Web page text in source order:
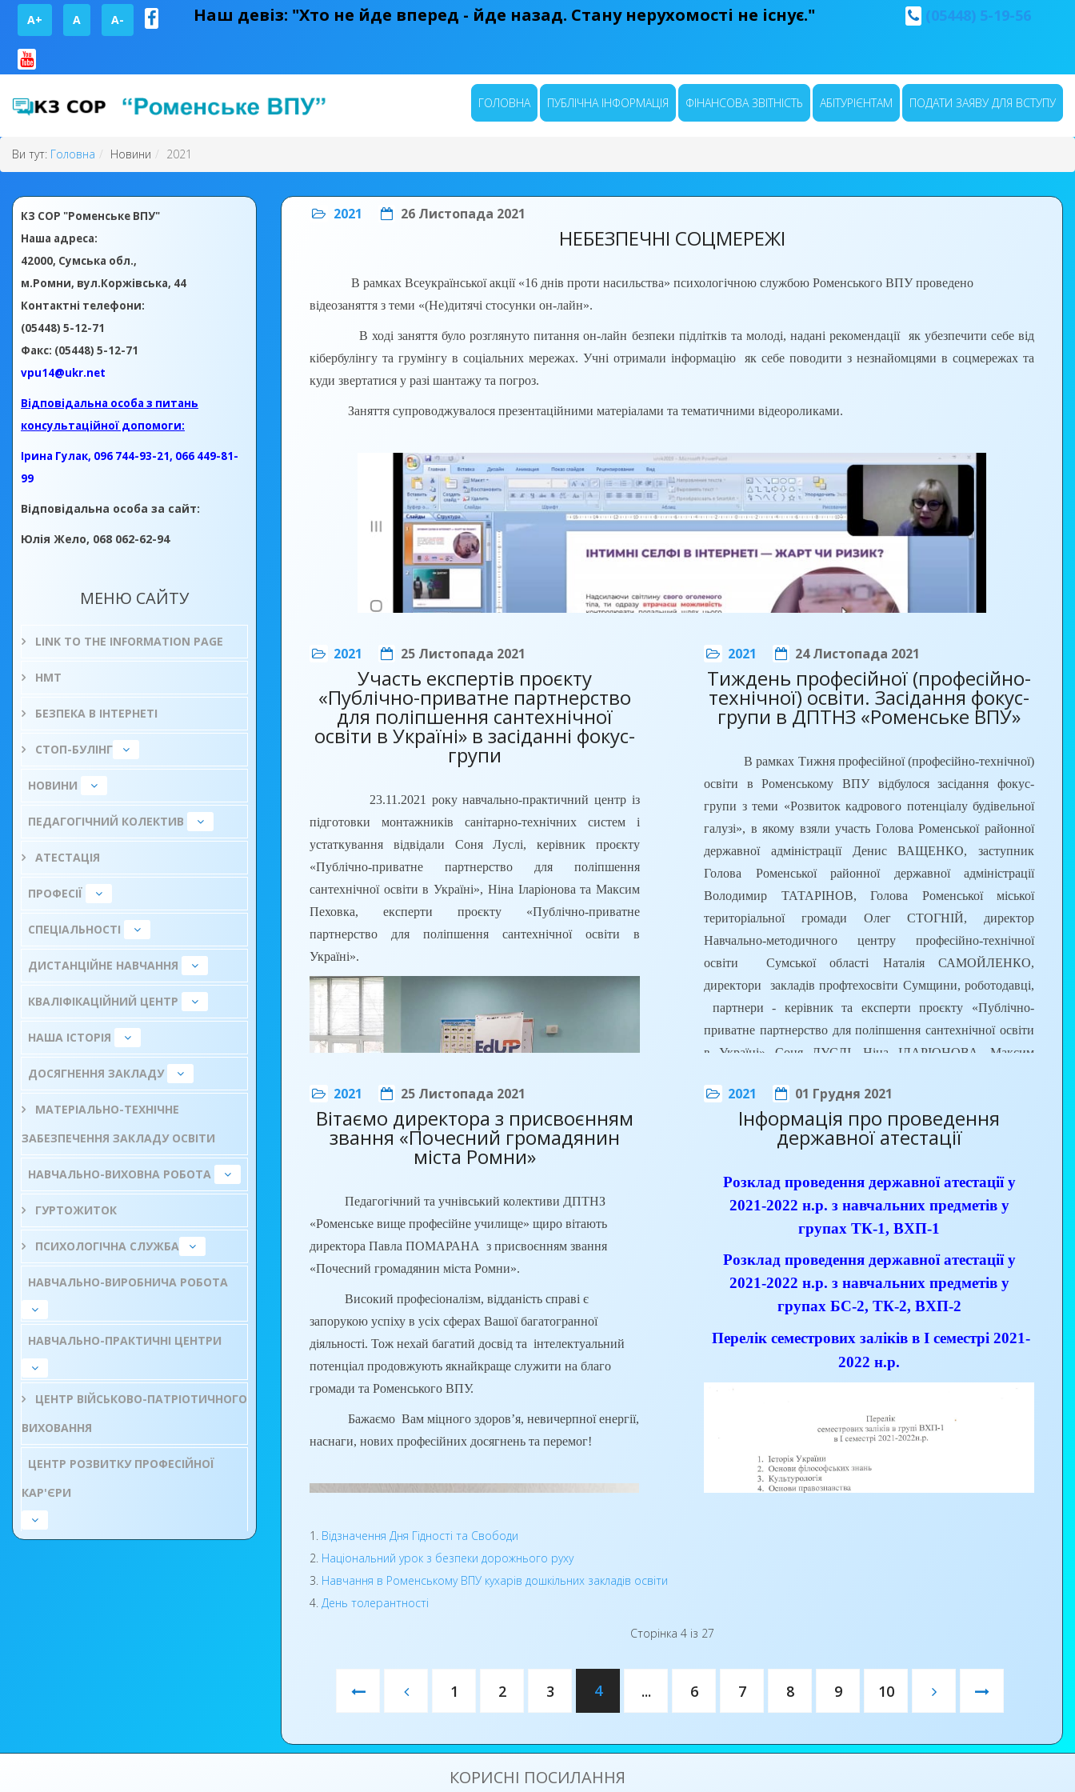
A+ А A- Наш девіз: "Хто не йде вперед - йде назад. Стану нерухомості не існує." (05448) 5-19-56
ГОЛОВНА ПУБЛІЧНА ІНФОРМАЦІЯ ФІНАНСОВА ЗВІТНІСТЬ АБІТУРІЄНТАМ ПОДАТИ ЗАЯВУ ДЛЯ ВСТУПУ
Ви тут: Головна Новини 2021
КЗ СОР "Роменське ВПУ"
Наша адреса:
42000, Сумська обл.,
м.Ромни, вул.Коржівська, 44
Контактні телефони:
(05448) 5-12-71
Факс: (05448) 5-12-71
vpu14@ukr.net
Відповідальна особа з питань
консультаційної допомоги:
Ірина Гулак, 096 744-93-21, 066 449-81-
99
Відповідальна особа за сайт:
Юлія Жело, 068 062-62-94
МЕНЮ САЙТУ
LINK TO THE INFORMATION PAGE
НМТ
БЕЗПЕКА В ІНТЕРНЕТІ
СТОП-БУЛІНГ
НОВИНИ
ПЕДАГОГІЧНИЙ КОЛЕКТИВ
АТЕСТАЦІЯ
ПРОФЕСІЇ
СПЕЦІАЛЬНОСТІ
ДИСТАНЦІЙНЕ НАВЧАННЯ
КВАЛІФІКАЦІЙНИЙ ЦЕНТР
НАША ІСТОРІЯ
ДОСЯГНЕННЯ ЗАКЛАДУ
МАТЕРІАЛЬНО-ТЕХНІЧНЕ
ЗАБЕЗПЕЧЕННЯ ЗАКЛАДУ ОСВІТИ
НАВЧАЛЬНО-ВИХОВНА РОБОТА
ГУРТОЖИТОК
ПСИХОЛОГІЧНА СЛУЖБА
НАВЧАЛЬНО-ВИРОБНИЧА РОБОТА
НАВЧАЛЬНО-ПРАКТИЧНІ ЦЕНТРИ
ЦЕНТР ВІЙСЬКОВО-ПАТРІОТИЧНОГО
ВИХОВАННЯ
ЦЕНТР РОЗВИТКУ ПРОФЕСІЙНОЇ
КАР'ЄРИ
2021 26 Листопада 2021
НЕБЕЗПЕЧНІ СОЦМЕРЕЖІ
В рамках Всеукраїнської акції «16 днів проти насильства» психологічною службою Роменського ВПУ проведено
відеозаняття з теми «(Не)дитячі стосунки он-лайн».
В ході заняття було розглянуто питання он-лайн безпеки підлітків та молоді, надані рекомендації як убезпечити себе від
кібербулінгу та грумінгу в соціальних мережах. Учні отримали інформацію як себе поводити з незнайомцями в соцмережах та
куди звертатися у разі шантажу та погроз.
Заняття супроводжувалося презентаційними матеріалами та тематичними відеороликами.
2021 25 Листопада 2021
Участь експертів проєкту
«Публічно-приватне партнерство
для поліпшення сантехнічної
освіти в Україні» в засіданні фокус-
групи
23.11.2021 року навчально-практичний центр із
підготовки монтажників санітарно-технічних систем і
устаткування відвідали Соня Луслі, керівник проєкту
«Публічно-приватне партнерство для поліпшення
сантехнічної освіти в Україні», Ніна Іларіонова та Максим
Пеховка, експерти проєкту «Публічно-приватне
партнерство для поліпшення сантехнічної освіти в
Україні».
Експерти взяли участь у засіданні фокус-групи з
питань «Соціально-економічний розвиток Роменського
в його реалізації» та «Публічно-приватне партнерство як
механізм формування кадрового потенціалу».
2021 24 Листопада 2021
Тиждень професійної (професійно-
технічної) освіти. Засідання фокус-
групи в ДПТНЗ «Роменське ВПУ»
В рамках Тижня професійної (професійно-технічної)
освіти в Роменському ВПУ відбулося засідання фокус-
групи з теми «Розвиток кадрового потенціалу будівельної
галузі», в якому взяли участь Голова Роменської районної
державної адміністрації Денис ВАЩЕНКО, заступник
Голова Роменської районної державної адміністрації
Володимир ТАТАРІНОВ, Голова Роменської міської
територіальної громади Олег СТОГНІЙ, директор
Навчально-методичного центру професійно-технічної
освіти Сумської області Наталія САМОЙЛЕНКО,
директори закладів профтехосвіти Сумщини, роботодавці,
партнери - керівник та експерти проєкту «Публічно-
приватне партнерство для поліпшення сантехнічної освіти
в Україні» Соня ЛУСЛІ, Ніна ІЛАРІОНОВА, Максим
БАРАНІК.
Учасникам заходу був презентований сучасний
навчально-практичний центр з навчально-виробничими
майстернями, облаштованими найновітнішим
обладнанням. Майстри виробничого навчання провели
шліфувальною машиною, облицювання поверхонь
керамічною плиткою та кладка арочної перемички.
2021 25 Листопада 2021
Вітаємо директора з присвоєнням
звання «Почесний громадянин
міста Ромни»
Педагогічний та учнівський колективи ДПТНЗ
«Роменське вище професійне училище» щиро вітають
директора Павла ПОМАРАНА з присвоєнням звання
«Почесний громадянин міста Ромни».
Високий професіоналізм, відданість справі є
запорукою успіху в усіх сферах Вашої багатогранної
діяльності. Тож нехай багатий досвід та інтелектуальний
потенціал продовжують якнайкраще служити на благо
громади та Роменського ВПУ.
Бажаємо Вам міцного здоров’я, невичерпної енергії,
наснаги, нових професійних досягнень та перемог!
2021 01 Грудня 2021
Інформація про проведення
державної атестації
Розклад проведення державної атестації у
2021-2022 н.р. з навчальних предметів у
групах ТК-1, ВХП-1
Розклад проведення державної атестації у
2021-2022 н.р. з навчальних предметів у
групах БС-2, ТК-2, ВХП-2
Перелік семестрових заліків в І семестрі 2021-
2022 н.р.
Відзначення Дня Гідності та Свободи
Національний урок з безпеки дорожнього руху
Навчання в Роменському ВПУ кухарів дошкільних закладів освіти
День толерантності
Сторінка 4 із 27
1 2 3 4 ... 6 7 8 9 10
КОРИСНІ ПОСИЛАННЯ